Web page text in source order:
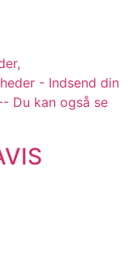
- Indsend din
Du kan også se